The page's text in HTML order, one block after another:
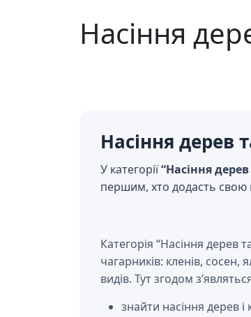
Насіння
Насіння дерев
У категорії“Насіння
першим, хто додасть
Категорія “Насіння дерев
чагарників: кленів,
видів. Тут згодом
знайти насіння дерев